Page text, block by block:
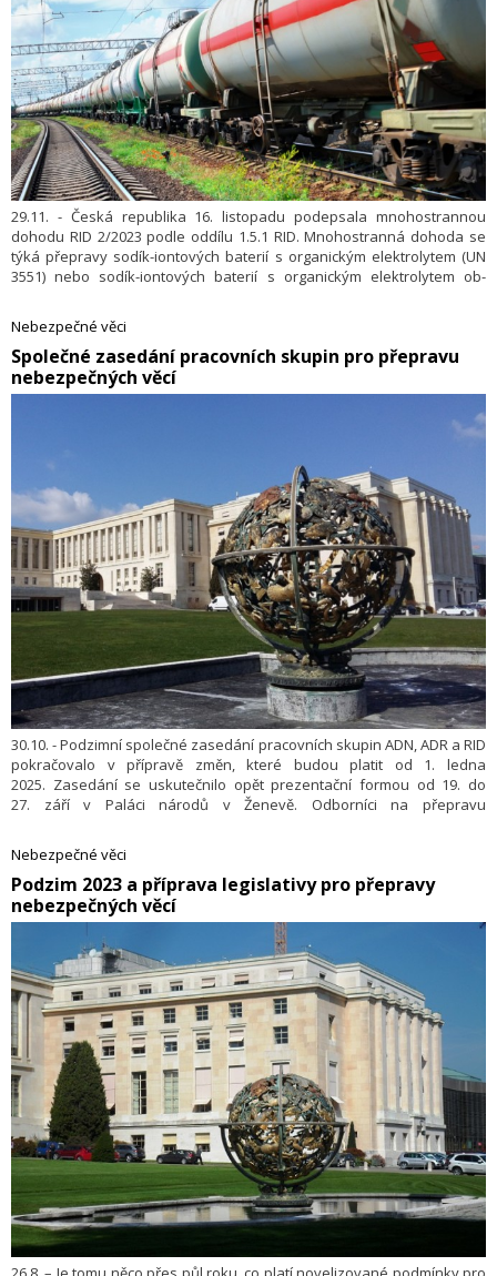
29.11. - Česká republika 16. listopadu podepsala mnohostrannou
dohodu RID 2/2023 podle oddílu 1.5.1 RID. Mnohostranná dohoda se
týká přepravy sodík-iontových baterií s organickým elektrolytem (UN
3551) nebo sodík-iontových baterií s organickým elektrolytem ob­
3552) odchylně od ustanovení oddílu 3.2.1, tabulky A, za podmínek
stanovených v této dohodě.
Nebezpečné věci
Společné zasedání pracovních skupin pro přepravu
nebezpečných věcí
30.10. - Podzimní společné zasedání pracovních skupin ADN, ADR a RID
pokračovalo v přípravě změn, které budou platit od 1. ledna
2025. Zasedání se uskutečnilo opět prezentační formou od 19. do
27. září v Paláci národů v Ženevě. Odborníci na přepravu
naposled pod předsednictvím Clauda Pfauvadela z Francie. Zasedání
se zúčastnilo celkem 22 členských států, Zimbabwe s hlasem
poradním, Evropská unie (EU), Evropská železniční agentura (ERA) a
16 nestátních mezinárodních organizací. Českou republiku zastupoval
Jiří Kokeš z odboru silniční dopravy Ministerstva dopravy.
Nebezpečné věci
​Podzim 2023 a příprava legislativy pro přepravy
nebezpečných věcí